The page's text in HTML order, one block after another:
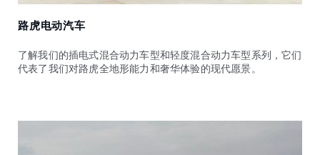
路虎电动汽车
了解我们的插电式混合动力车型和轻度混合动力车型系列，它们
代表了我们对路虎全地形能力和奢华体验的现代愿景。